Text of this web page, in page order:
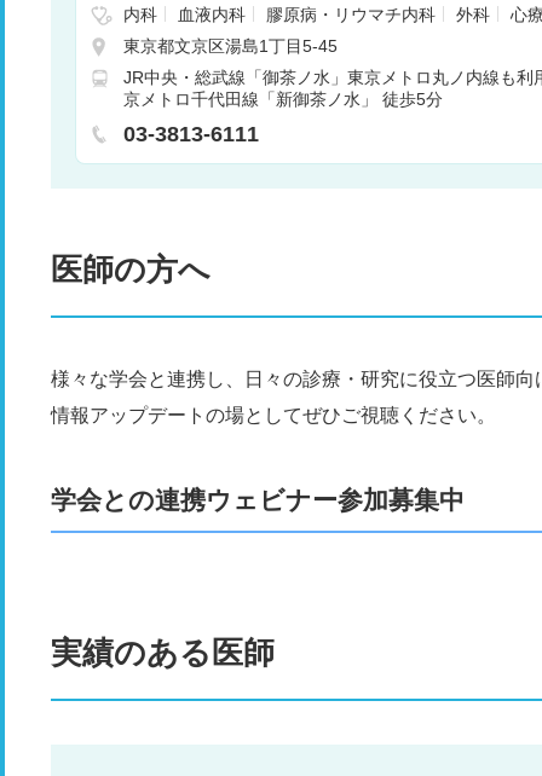
内科 血液内科 膠原病・リウマチ内科 外科
心
経内科
脳神経外科 呼吸器外科
科
小児科 小児外科 整形外科
器科
肛門科 産婦人科 眼科 耳鼻咽喉科
リハ
放射線科
麻酔科 乳腺外科 呼吸器内科
東京都文京区湯島1丁目5-45
JR中央・総武線「御茶ノ水」東京メトロ丸ノ内線も利
京メトロ千代田線「新御茶ノ水」 徒歩5分
03-3813-6111
医師の方へ
様々な学会と連携し、日々の診療・研究に役立つ医師
情報アップデートの場としてぜひご視聴ください。
学会との連携ウェビナー参加募集中
実績のある医師